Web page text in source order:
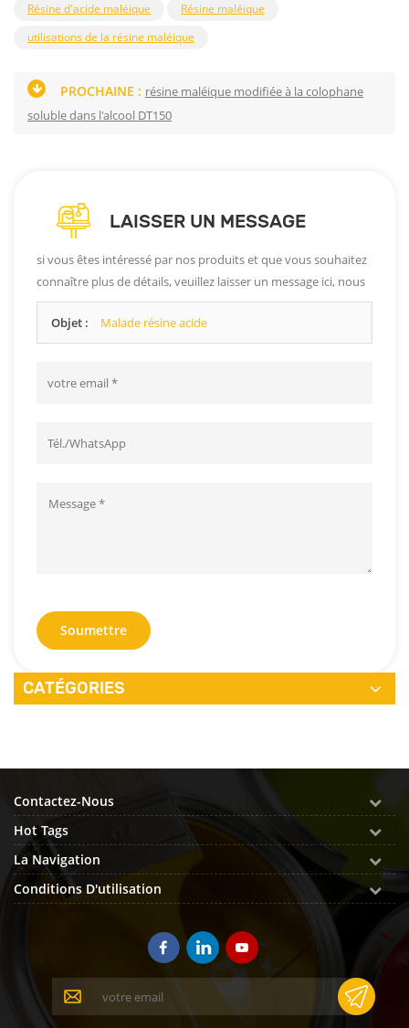
Résine d'acide maléique
Résine maléique
utilisations de la résine maléique
PROCHAINE : résine maléique modifiée à la colophane
soluble dans l'alcool DT150
LAISSER UN MESSAGE
si vous êtes intéressé par nos produits et que vous souhaitez
connaître plus de détails, veuillez laisser un message ici, nous
vous répondrons dès que possible.
Objet :
Malade résine acide
Soumettre
CATÉGORIES
Contactez-Nous
Hot Tags
La Navigation
Conditions D'utilisation